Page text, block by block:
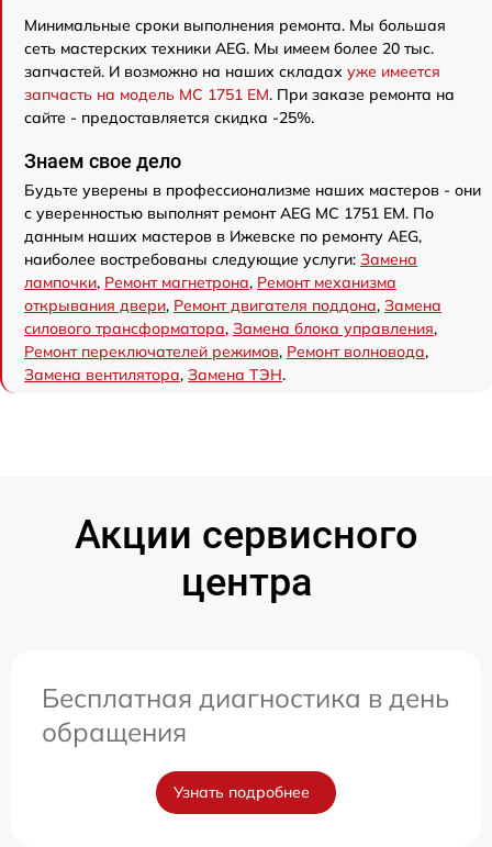
Минимальные сроки выполнения ремонта. Мы большая
сеть мастерских техники AEG. Мы имеем более 20 тыс.
запчастей. И возможно на наших складах уже имеется
запчасть на модель MC 1751 EM. При заказе ремонта на
сайте - предоставляется скидка -25%.
Знаем свое дело
Будьте уверены в профессионализме наших мастеров - они
с уверенностью выполнят ремонт AEG MC 1751 EM. По
данным наших мастеров в Ижевске по ремонту AEG,
наиболее востребованы следующие услуги: Замена
лампочки, Ремонт магнетрона, Ремонт механизма
открывания двери, Ремонт двигателя поддона, Замена
силового трансформатора, Замена блока управления,
Ремонт переключателей режимов, Ремонт волновода,
Замена вентилятора, Замена ТЭН.
Акции сервисного
центра
Бесплатная диагностика в день
обращения
Узнать подробнее